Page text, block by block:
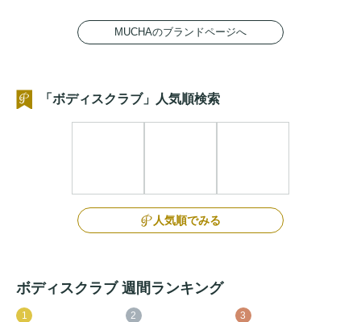
MUCHAのブランドページへ
「ボディスクラブ」人気順検索
人気順でみる
ボディスクラブ 週間ランキング
1 2 3